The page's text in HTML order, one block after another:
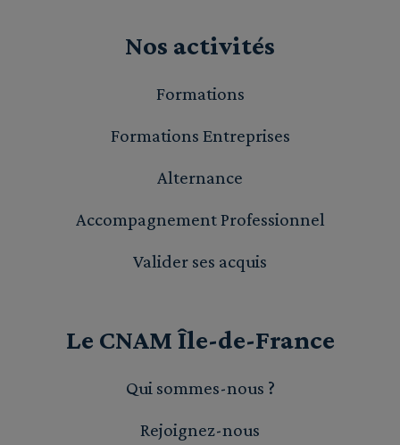
Nos activités
Formations
Formations Entreprises
Alternance
Accompagnement Professionnel
Valider ses acquis
Le CNAM Île-de-France
Qui sommes-nous ?
Rejoignez-nous